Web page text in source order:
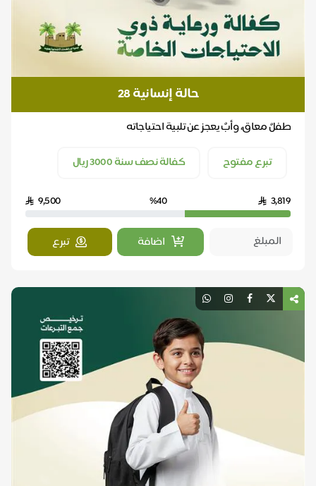
حالة إنسانية 28
طفلٌ معاق، وأبٌ يعجز عن تلبية احتياجاته
تبرع مفتوح
كفالة نصف سنة 3000 ريال
3,819
%40
9,500
اضافة تبرع